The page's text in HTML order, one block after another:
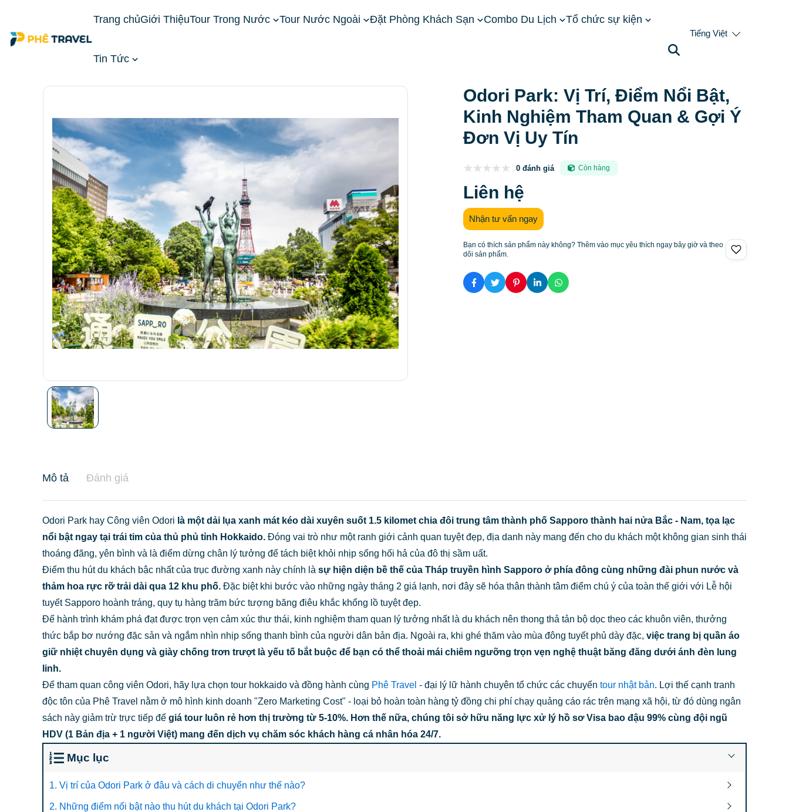
Trang chủGiới ThiệuTour Trong Nước Tour Nước Ngoài Đặt Phòng Khách Sạn Combo Du Lịch Tổ chức sự kiện
Tin Tức
Tiếng Việt
Tour Nước Ngoài
Odori Park: Vị Trí, Điểm Nổi Bật,
Kinh Nghiệm Tham Quan & Gợi Ý
Đơn Vị Uy Tín
0 đánh giá Còn hàng
Liên hệ
Nhận tư vấn ngay
Bạn có thích sản phẩm này không? Thêm vào mục yêu thích ngay bây giờ và theo
dõi sản phẩm.
Mô tả Đánh giá
Odori Park hay Công viên Odori là một dải lụa xanh mát kéo dài xuyên suốt 1.5 kilomet chia đôi trung tâm thành phố Sapporo thành hai nửa Bắc - Nam, tọa lạc
nổi bật ngay tại trái tim của thủ phủ tỉnh Hokkaido. Đóng vai trò như một ranh giới cảnh quan tuyệt đẹp, địa danh này mang đến cho du khách một không gian sinh thái
thoáng đãng, yên bình và là điểm dừng chân lý tưởng để tách biệt khỏi nhịp sống hối hả của đô thị sầm uất.
Điểm thu hút du khách bậc nhất của trục đường xanh này chính là sự hiện diện bề thế của Tháp truyền hình Sapporo ở phía đông cùng những đài phun nước và
thảm hoa rực rỡ trải dài qua 12 khu phố. Đặc biệt khi bước vào những ngày tháng 2 giá lạnh, nơi đây sẽ hóa thân thành tâm điểm chú ý của toàn thế giới với Lễ hội
tuyết Sapporo hoành tráng, quy tụ hàng trăm bức tượng băng điêu khắc khổng lồ tuyệt đẹp.
Để hành trình khám phá đạt được trọn vẹn cảm xúc thư thái, kinh nghiệm tham quan lý tưởng nhất là du khách nên thong thả tản bộ dọc theo các khuôn viên, thưởng
thức bắp bơ nướng đặc sản và ngắm nhìn nhịp sống thanh bình của người dân bản địa. Ngoài ra, khi ghé thăm vào mùa đông tuyết phủ dày đặc, việc trang bị quần áo
giữ nhiệt chuyên dụng và giày chống trơn trượt là yếu tố bắt buộc để bạn có thể thoải mái chiêm ngưỡng trọn vẹn nghệ thuật băng đăng dưới ánh đèn lung
linh.
Để tham quan công viên Odori, hãy lựa chọn tour hokkaido và đồng hành cùng Phê Travel - đại lý lữ hành chuyên tổ chức các chuyến tour nhật bản. Lợi thế cạnh tranh
độc tôn của Phê Travel nằm ở mô hình kinh doanh "Zero Marketing Cost" - loại bỏ hoàn toàn hàng tỷ đồng chi phí chạy quảng cáo rác trên mạng xã hội, từ đó dùng ngân
sách này giảm trừ trực tiếp để giá tour luôn rẻ hơn thị trường từ 5-10%. Hơn thế nữa, chúng tôi sở hữu năng lực xử lý hồ sơ Visa bao đậu 99% cùng đội ngũ
HDV (1 Bản địa + 1 người Việt) mang đến dịch vụ chăm sóc khách hàng cá nhân hóa 24/7.
Mục lục
1. Vị trí của Odori Park ở đâu và cách di chuyển như thế nào?
2. Những điểm nổi bật nào thu hút du khách tại Odori Park?